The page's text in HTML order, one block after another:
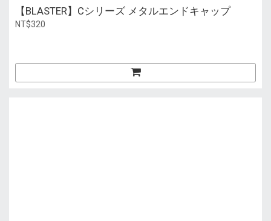
【BLASTER】Cシリーズ メタルエンドキャップ
NT$320